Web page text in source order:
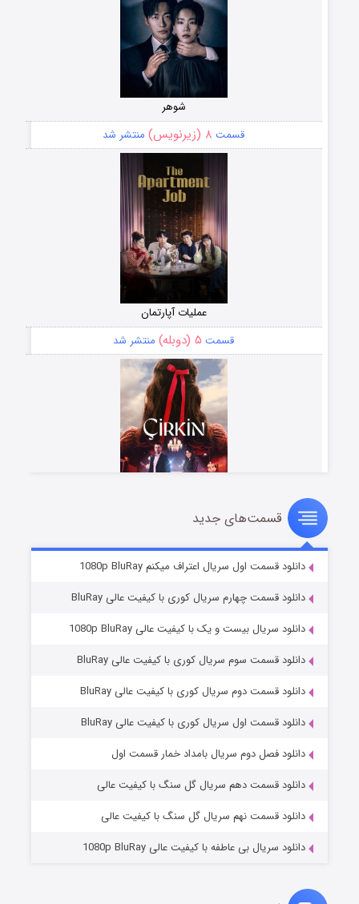
شوهر
قسمت ۸ (زیرنویس) منتشر شد
عملیات آپارتمان
قسمت ۵ (دوبله) منتشر شد
سریال زشت
قسمت۲ (زیرنویس) منتشر شد
مردگان متحرک: شهر مرده ۳
قسمت۲ (زیرنویس) منتشر شد
قسمت‌های جدید
دانلود قسمت اول سریال اعتراف میکنم 1080p BluRay
دانلود قسمت چهارم سریال کوری با کیفیت عالی BluRay
دانلود سریال بیست و یک با کیفیت عالی 1080p BluRay
دانلود قسمت سوم سریال کوری با کیفیت عالی BluRay
دانلود قسمت دوم سریال کوری با کیفیت عالی BluRay
دانلود قسمت اول سریال کوری با کیفیت عالی BluRay
دانلود فصل دوم سریال بامداد خمار قسمت اول
دانلود قسمت دهم سریال گل سنگ با کیفیت عالی
دانلود قسمت نهم سریال گل سنگ با کیفیت عالی
دانلود سریال بی عاطفه با کیفیت عالی 1080p BluRay